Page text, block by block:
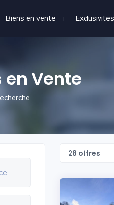
Biens en vente Exclusivites
en Vente
28 offres